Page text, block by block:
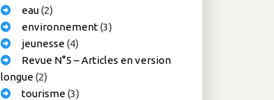
eau(2)
environnement(3)
jeunesse(4)
Revue N°5 – Articles en version
longue(2)
tourisme(3)